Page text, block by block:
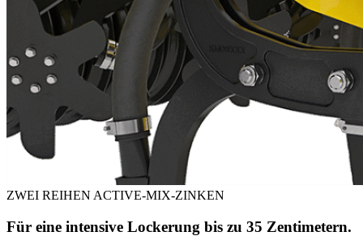
ZWEI REIHEN ACTIVE-MIX-ZINKEN
Für eine intensive Lockerung bis zu 35 Zentimetern.